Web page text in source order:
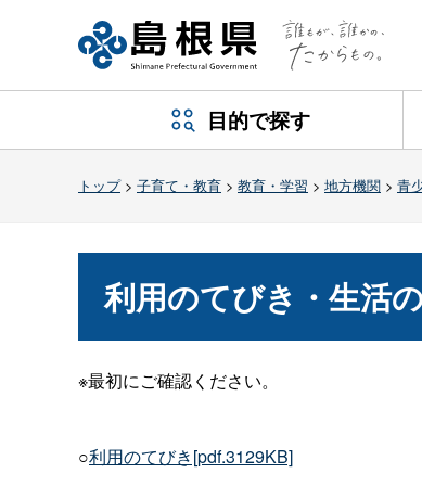
目的で探す
トップ> 子育て・教育 > 教育・学習 > 地方機関 > 青
利用のてびき・生活
※最初にご確認ください。
○利用のてびき[pdf.3129KB]